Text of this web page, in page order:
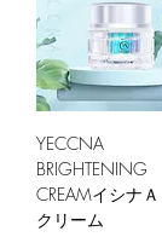
YECCNA
BRIGHTENING
CREAMイシナＡ
クリーム